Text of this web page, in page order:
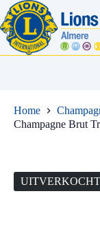
Ga
naar
de
inhoud
Home
Champagne Brut
UITVERKOCHT